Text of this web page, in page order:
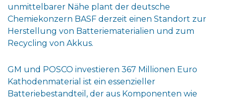
unmittelbarer Nähe plant der deutsche
Chemiekonzern BASF derzeit einen Standort zur
Herstellung von Batteriematerialien und zum
Recycling von Akkus.
GM und POSCO investieren 367 Millionen Euro
Kathodenmaterial ist ein essenzieller
Batteriebestandteil, der aus Komponenten wie